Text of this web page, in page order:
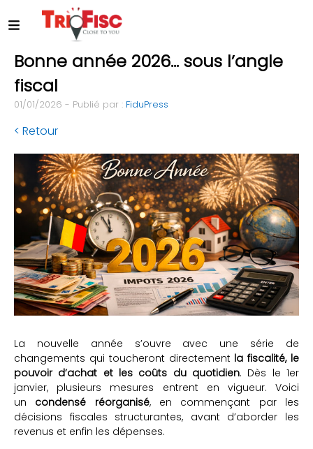
Bonne année 2026… sous l’angle
fiscal
01/01/2026 - Publié par : FiduPress
< Retour
La nouvelle année s’ouvre avec une série de
changements qui toucheront directement la fiscalité, le
pouvoir d’achat et les coûts du quotidien. Dès le 1er
janvier, plusieurs mesures entrent en vigueur. Voici
un condensé réorganisé, en commençant par les
décisions fiscales structurantes, avant d’aborder les
revenus et enfin les dépenses.